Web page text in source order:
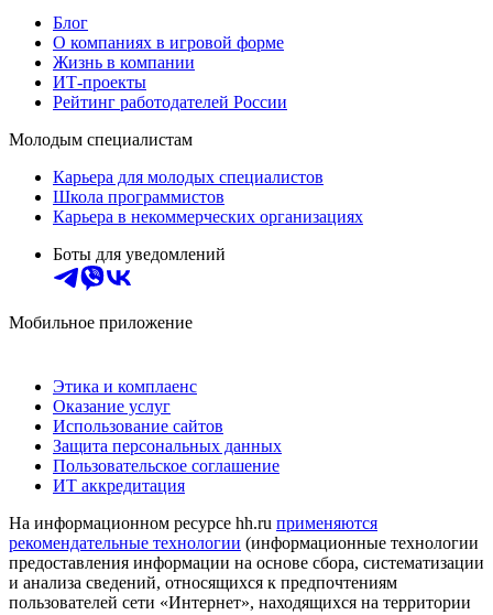
Блог
О компаниях в игровой форме
Жизнь в компании
ИТ-проекты
Рейтинг работодателей России
Молодым специалистам
Карьера для молодых специалистов
Школа программистов
Карьера в некоммерческих организациях
Боты для уведомлений
Мобильное приложение
Этика и комплаенс
Оказание услуг
Использование сайтов
Защита персональных данных
Пользовательское соглашение
ИТ аккредитация
На информационном ресурсе hh.ru применяются
рекомендательные технологии (информационные технологии
предоставления информации на основе сбора, систематизации
и анализа сведений, относящихся к предпочтениям
пользователей сети «Интернет», находящихся на территории